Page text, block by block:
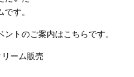
す。
トのご案内はこちらです。
ーム販売